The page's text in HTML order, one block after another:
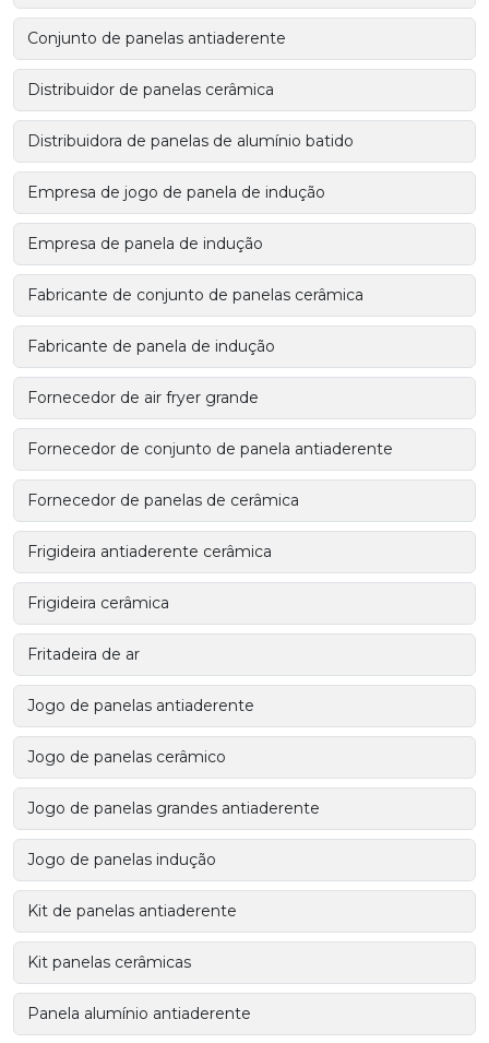
Conjunto de panelas antiaderente
Distribuidor de panelas cerâmica
Distribuidora de panelas de alumínio batido
Empresa de jogo de panela de indução
Empresa de panela de indução
Fabricante de conjunto de panelas cerâmica
Fabricante de panela de indução
Fornecedor de air fryer grande
Fornecedor de conjunto de panela antiaderente
Fornecedor de panelas de cerâmica
Frigideira antiaderente cerâmica
Frigideira cerâmica
Fritadeira de ar
Jogo de panelas antiaderente
Jogo de panelas cerâmico
Jogo de panelas grandes antiaderente
Jogo de panelas indução
Kit de panelas antiaderente
Kit panelas cerâmicas
Panela alumínio antiaderente